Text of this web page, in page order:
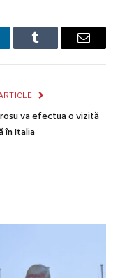
Tumblr Email
va efectua o vizită
în Italia